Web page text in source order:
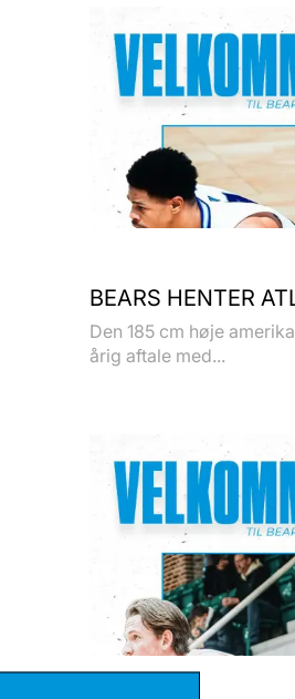
BEARS HENTER
Den 185 cm høje
årig aftale med...